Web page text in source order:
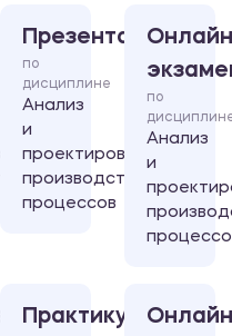
Презентация
по
дисциплине
Анализ
и
проектирование
производственных
процессов
по
Анализ
и
Практикум